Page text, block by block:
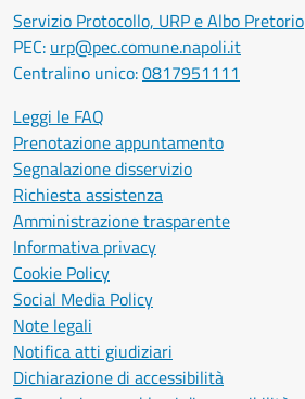
Servizio Protocollo, URP e Albo Pretorio
PEC: urp@pec.comune.napoli.it
Centralino unico:0817951111
Leggi le FAQ
Prenotazione appuntamento
Segnalazione disservizio
Richiesta assistenza
Amministrazione trasparente
Informativa privacy
Cookie Policy
Social Media Policy
Note legali
Notifica atti giudiziari
Dichiarazione di accessibilità